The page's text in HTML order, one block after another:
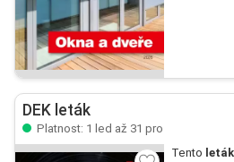
DEK leták
Platnost: 1 led až 31 pro
Tento leták